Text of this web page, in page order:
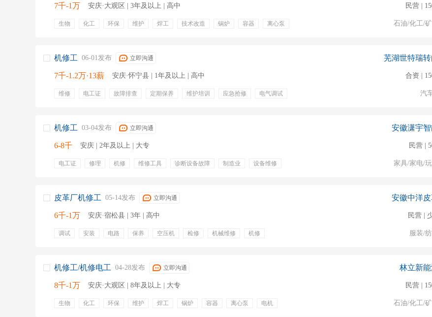
7千-1万 安庆·大观区 | 3年及以上 | 高中
生物 化工 环保 维护 焊工 技术改造 锅炉 容器
离心泵
民营 |
石油/化工/
机修工 06-01发布 立即沟通
7千-1.2万·13薪 安庆·怀宁县 | 1年及以上 | 高中
维修 电工证 故障排查 定期保养 维护培训 应急抢修
电气调试
芜湖世特瑞
合资 |
汽
机修工 03-04发布 立即沟通
6-8千 安庆 | 2年及以上 | 大专
电工证 修理 机修 维修工具 诊断设备故障 制造业
设备维修
安徽潇宇
民营 |
家具/家电/
皮革厂机修工 05-14发布 立即沟通
6千-1万 安庆·宿松县 | 3年 | 高中
调试 安装 电路 保养 空压机 检修 机械维修
机修
安徽中洋
民营 |
服装/
机修工/机修电工 04-28发布 立即沟通
8千-1万 安庆·大观区 | 8年及以上 | 大专
生物 化工 环保 维护 焊工 锅炉 容器 离心泵
电机
林立新
民营 |
石油/化工/